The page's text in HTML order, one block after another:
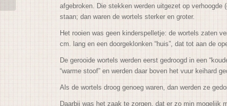
afgebroken. Die stekken werden uitgezet op
staan; dan waren de wortels sterker en groter.
Het rooien was geen kinderspelletje: de wortels zaten
cm. lang en een doorgeklonken “huis”, dat tot aan de
De gerooide wortels werden eerst gedroogd in een
“warme stoof” en werden daar boven het vuur keihard
Als de wortels droog genoeg waren, dan werden ze
Daarbij was het zaak te zorgen, dat er zo min mogelijk